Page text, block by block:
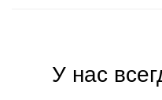
У нас